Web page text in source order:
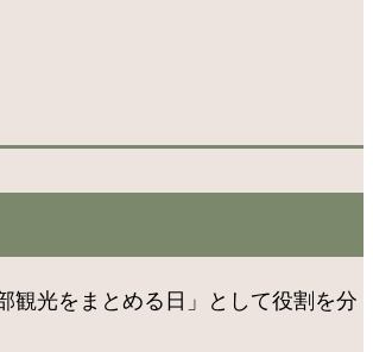
観光をまとめる日」として役割を分